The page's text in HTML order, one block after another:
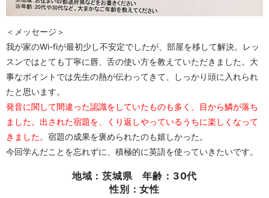
＜メッセージ＞
我が家のWi-fiが最初少し不安定でしたが、部屋を移して解決。レッ
スンではとても丁寧に唇、舌の使い方を教えていただきました。大
事なポイントでは先生の熱が伝わってきて、しっかり頭に入れられ
たと思います。
発音に関して間違った認識をしていたものも多く、目から鱗が落ち
ました。出された宿題を、くり返しやっているうちに楽しくなって
きました。 宿題の成果を褒められたのも嬉しかった。
今回学んだことを忘れずに、積極的に英語を使っていきたいです。
地域：茨城県 年齢：30代
性別：女性